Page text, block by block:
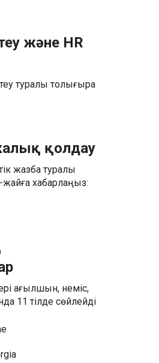
және HR
туралы толығырақ
қолдау
жазба туралы
хабарлаңыз:
ағылшын, неміс,
11 тілде сөйлейді